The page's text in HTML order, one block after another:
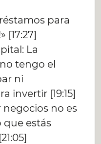
para
[17:27]
La
tengo el
ni
invertir [19:15]
no es
que estás